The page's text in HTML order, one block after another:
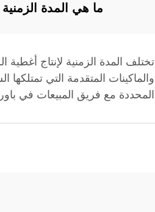
ما هي المدة
تختلف المدة الزمنية لإنتاج
والماكينات المتقدمة التي
المحددة مع فريق المبيعات في